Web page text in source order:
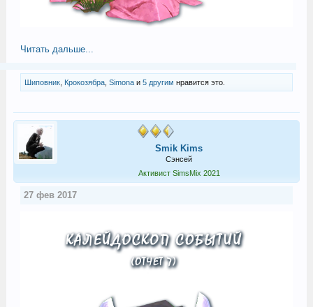
Читать дальше...
Шиповник, Крокозябра, Simonaи 5 другим нравится это.
Smik Kims
Сэнсей
Активист SimsMix 2021
27 фев 2017